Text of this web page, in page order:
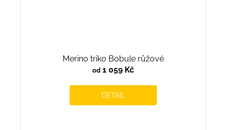
Merino triko Bobule růžové
od1 059 Kč
DETAIL